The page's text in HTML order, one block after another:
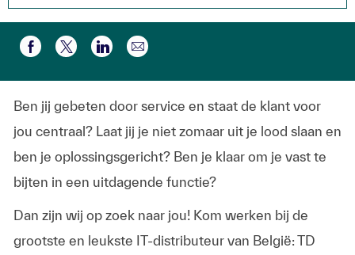
Partager via Facebook
Partager via twitter
Partager via LinkedIn
Partager par e-mail
Ben jij gebeten door service en staat de klant voor
jou centraal? Laat jij je niet zomaar uit je lood slaan en
ben je oplossingsgericht? Ben je klaar om je vast te
bijten in een uitdagende functie?
Dan zijn wij op zoek naar jou! Kom werken bij de
grootste en leukste IT-distributeur van België: TD